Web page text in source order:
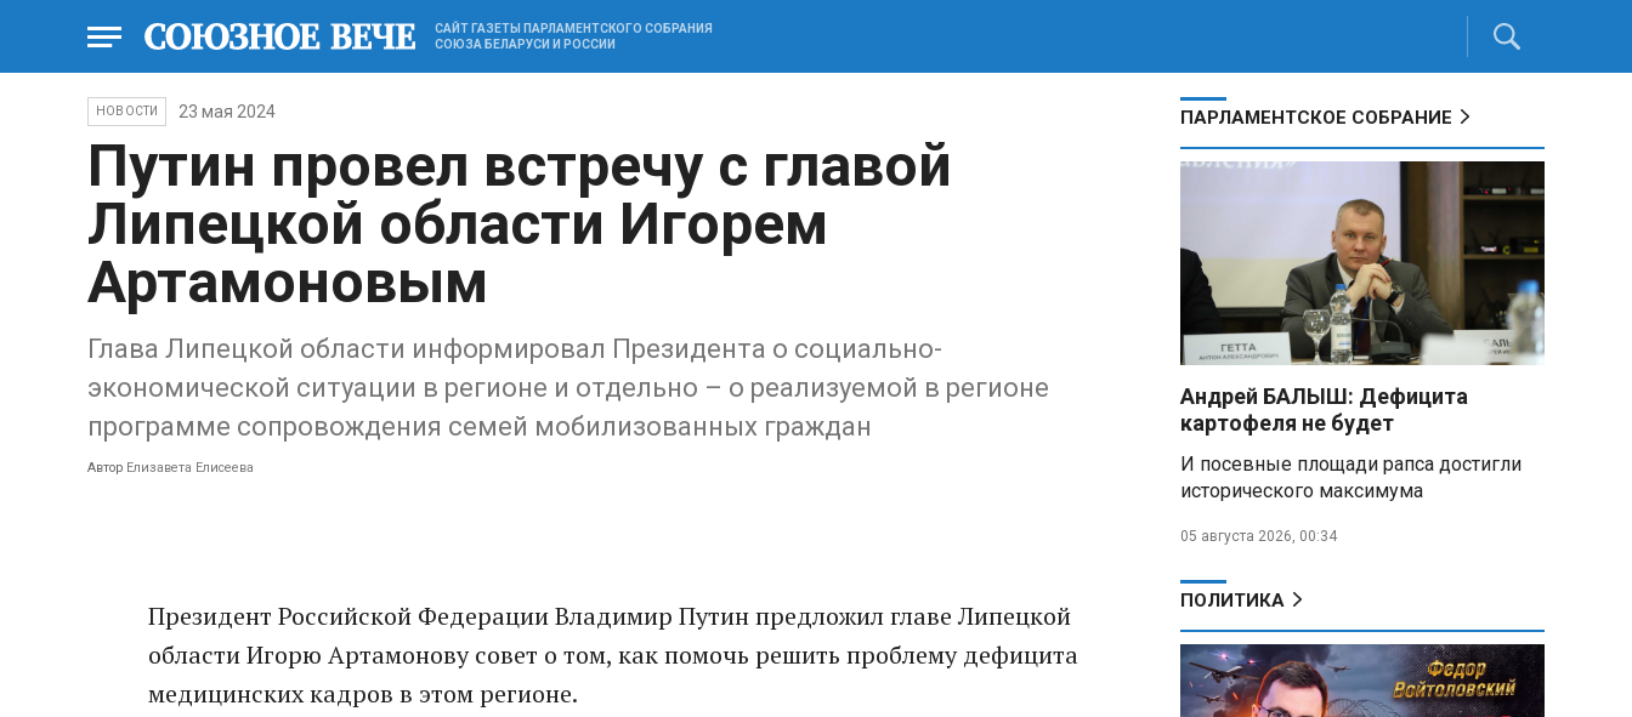
САЙТ ГАЗЕТЫ ПАРЛАМЕНТСКОГО СОБРАНИЯ
СОЮЗА БЕЛАРУСИ И РОССИИ
НОВОСТИ 23 мая 2024
Путин провел встречу с главой
Липецкой области Игорем
Артамоновым
Глава Липецкой области информировал Президента о социально-
экономической ситуации в регионе и отдельно – о реализуемой в регионе
программе сопровождения семей мобилизованных граждан
Автор Елизавета Елисеева
Президент Российской Федерации Владимир Путин предложил главе Липецкой
области Игорю Артамонову совет о том, как помочь решить проблему дефицита
медицинских кадров в этом регионе.
ПАРЛАМЕНТСКОЕ СОБРАНИЕ
Андрей БАЛЫШ: Дефицита
картофеля не будет
И посевные площади рапса достигли
исторического максимума
05 августа 2026, 00:34
ПОЛИТИКА